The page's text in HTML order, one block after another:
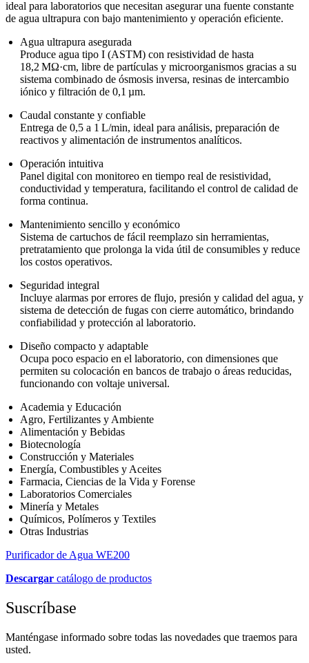
ideal para laboratorios que necesitan asegurar una fuente constante
de agua ultrapura con bajo mantenimiento y operación eficiente.
Agua ultrapura asegurada
Produce agua tipo I (ASTM) con resistividad de hasta
18,2 MΩ·cm, libre de partículas y microorganismos gracias a su
sistema combinado de ósmosis inversa, resinas de intercambio
iónico y filtración de 0,1 µm.
Caudal constante y confiable
Entrega de 0,5 a 1 L/min, ideal para análisis, preparación de
reactivos y alimentación de instrumentos analíticos.
Operación intuitiva
Panel digital con monitoreo en tiempo real de resistividad,
conductividad y temperatura, facilitando el control de calidad de
forma continua.
Mantenimiento sencillo y económico
Sistema de cartuchos de fácil reemplazo sin herramientas,
pretratamiento que prolonga la vida útil de consumibles y reduce
los costos operativos.
Seguridad integral
Incluye alarmas por errores de flujo, presión y calidad del agua, y
sistema de detección de fugas con cierre automático, brindando
confiabilidad y protección al laboratorio.
Diseño compacto y adaptable
Ocupa poco espacio en el laboratorio, con dimensiones que
permiten su colocación en bancos de trabajo o áreas reducidas,
funcionando con voltaje universal.
Academia y Educación
Agro, Fertilizantes y Ambiente
Alimentación y Bebidas
Biotecnología
Construcción y Materiales
Energía, Combustibles y Aceites
Farmacia, Ciencias de la Vida y Forense
Laboratorios Comerciales
Minería y Metales
Químicos, Polímeros y Textiles
Otras Industrias
Purificador de Agua WE200
Descargar catálogo de productos
Suscríbase
Manténgase informado sobre todas las novedades que traemos para
usted.